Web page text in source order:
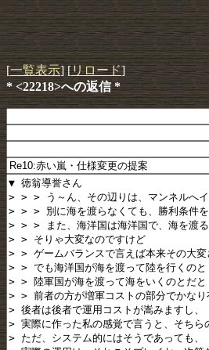
[一覧表示] [リロード]
* <22218>への返信 *